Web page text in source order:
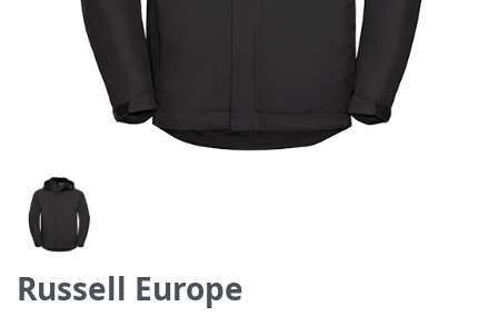
Russell Europe